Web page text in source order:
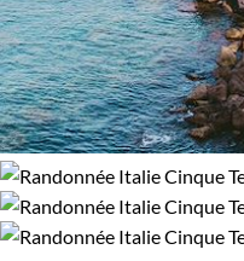
dégustations de vin et de
L'automneest le moment
vous souhaitez éviter la
des couleurs chaudes de
également réputée pour
l'automne est le
pourrez participer à des